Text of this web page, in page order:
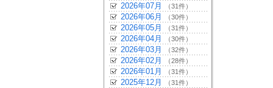
2026年07月 （31件）
2026年06月 （30件）
2026年05月 （31件）
2026年04月 （30件）
2026年03月 （32件）
2026年02月 （28件）
2026年01月 （31件）
2025年12月 （31件）